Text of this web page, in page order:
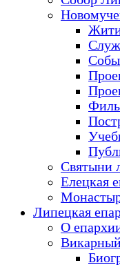
Святыни
Елецкая
Липецкая
О